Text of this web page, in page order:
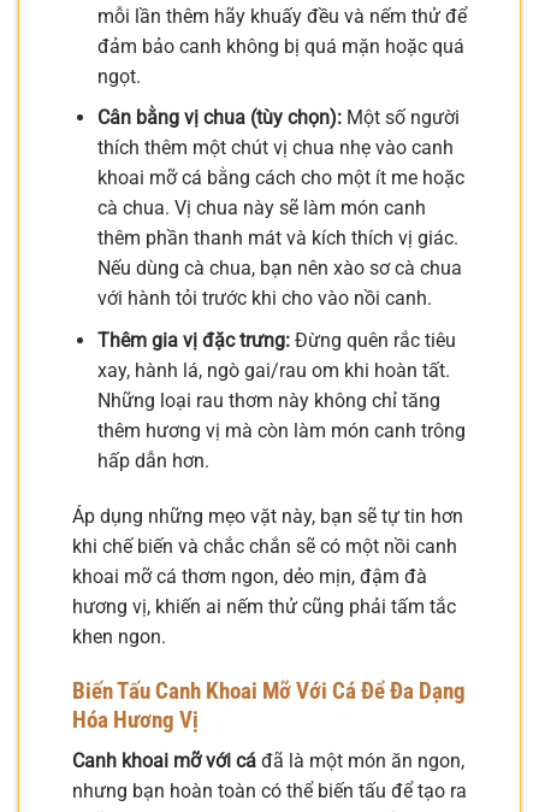
mỗi lần thêm hãy khuấy đều và nếm thử để
đảm bảo canh không bị quá mặn hoặc quá
ngọt.
Cân bằng vị chua (tùy chọn):Một số người
thích thêm một chút vị chua nhẹ vào canh
khoai mỡ cá bằng cách cho một ít me hoặc
cà chua. Vị chua này sẽ làm món canh
thêm phần thanh mát và kích thích vị giác.
Nếu dùng cà chua, bạn nên xào sơ cà chua
với hành tỏi trước khi cho vào nồi canh.
Thêm gia vị đặc trưng:Đừng quên rắc tiêu
xay, hành lá, ngò gai/rau om khi hoàn tất.
Những loại rau thơm này không chỉ tăng
thêm hương vị mà còn làm món canh trông
hấp dẫn hơn.
Áp dụng những mẹo vặt này, bạn sẽ tự tin hơn
khi chế biến và chắc chắn sẽ có một nồi canh
khoai mỡ cá thơm ngon, dẻo mịn, đậm đà
hương vị, khiến ai nếm thử cũng phải tấm tắc
khen ngon.
Biến Tấu Canh Khoai Mỡ Với Cá Để Đa Dạng
Hóa Hương Vị
Canh khoai mỡ với cá đã là một món ăn ngon,
nhưng bạn hoàn toàn có thể biến tấu để tạo ra